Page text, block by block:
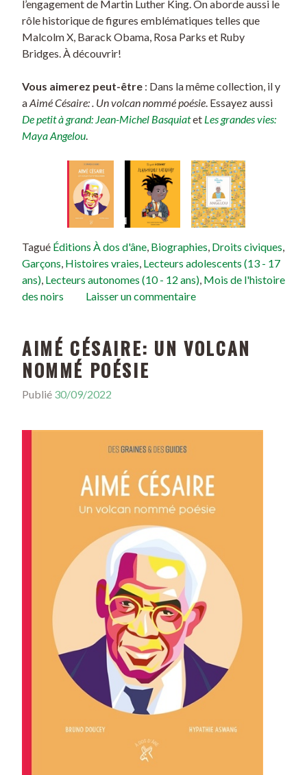
l’engagement de Martin Luther King. On aborde aussi le
rôle historique de figures emblématiques telles que
Malcolm X, Barack Obama, Rosa Parks et Ruby
Bridges. À découvrir!
Vous aimerez peut-être : Dans la même collection, il y
aAimé Césaire: . Un volcan nommé poésie . Essayez aussi
De petit à grand: Jean-Michel Basquiatet Les grandes vies:
Maya Angelou
Tagué Éditions À dos d'âne, Biographies, Droits civiques,
Garçons, Histoires vraies, Lecteurs adolescents (13 - 17
ans), Lecteurs autonomes (10 - 12 ans), Mois de l'histoire
des noirs
Laisser un commentaire
AIMÉ CÉSAIRE: UN VOLCAN
NOMMÉ POÉSIE
Publié 30/09/2022